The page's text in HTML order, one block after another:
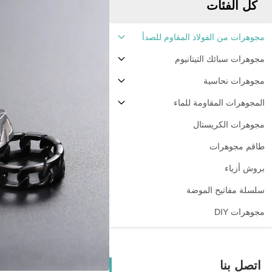
كل الفئات
مجوهرات من الفولاذ المقاوم للصدأ
مجوهرات سبائك التيتانيوم
مجوهرات نحاسية
المجوهرات المقاومة للماء
مجوهرات الكريستال
طاقم مجوهرات
بروش أزياء
سلسلة مفاتيح الموضة
مجوهرات DIY
اتصل بنا